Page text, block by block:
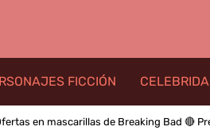
FICCIÓN
en mascarillas de Breaking Bad 🔴